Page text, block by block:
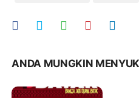
ANDA MUNGKIN